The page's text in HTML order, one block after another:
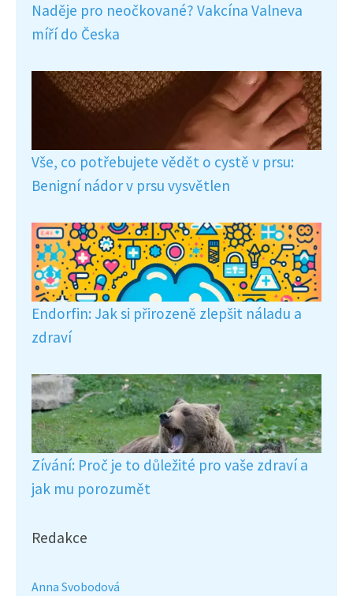
Naděje pro neočkované? Vakcína Valneva
míří do Česka
Vše, co potřebujete vědět o cystě v prsu:
Benigní nádor v prsu vysvětlen
Endorfin: Jak si přirozeně zlepšit náladu a
zdraví
Zívání: Proč je to důležité pro vaše zdraví a
jak mu porozumět
Redakce
Anna Svobodová